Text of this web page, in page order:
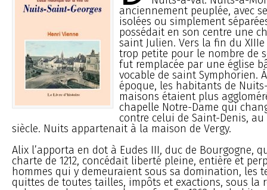
anciennement peuplée, avec
isolées ou simplement
possédait en son centre une
saint Julien. Vers la fin du
trop petite pour le nombre de
fut remplacée par une église
vocable de saint Symphorien.
époque, les habitants de
maisons étaient plus
chapelle Notre-Dame qui
contre celui de Saint-Denis, au
siècle. Nuits appartenait à la maison de Vergy.
Alix l’apporta en dot à Eudes III, duc de Bourgogne,
charte de 1212, concédait liberté pleine, entière et
hommes qui y demeuraient sous sa domination, les
quittes de toutes tailles, impôts et exactions, sous la